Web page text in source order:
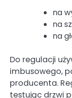
na
na
na
Do regulacji
imbusowego,
producenta.
testując drzwi